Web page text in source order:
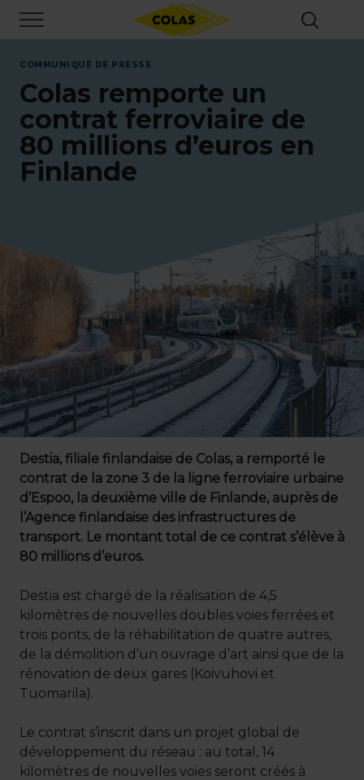
contenu
principal
COMMUNIQUÉ DE PRESSE
Colas remporte un
contrat ferroviaire de
80 millions d’euros en
Finlande
Destia, filiale finlandaise de Colas, a remporté le
contrat de la zone 3 de la ligne ferroviaire urbaine
d’Espoo, la deuxième ville de Finlande, auprès de
l’Agence finlandaise des infrastructures de
transport. Le montant total de ce contrat s’élève à
80 millions d’euros.
Destia est chargé de la réalisation de 4,5
kilomètres de nouvelles doubles voies ferrées et
trois ponts, de la réhabilitation de quatre autres,
de la démolition d’un ouvrage d’art ainsi que de la
rénovation de deux gares (Koivuhovi et
Tuomarila).
Le contrat s’inscrit dans un projet global de
développement du réseau : au total, 14
kilomètres de nouvelles voies seront créés à